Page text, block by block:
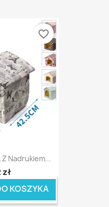
Nadrukiem...
zł
KOSZYKA
favorite_border